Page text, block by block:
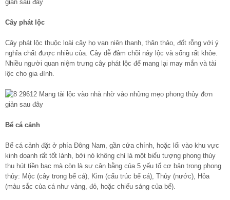
Cây phát lộc
Cây phát lộc thuộc loài cây họ vạn niên thanh, thân thảo, đốt rỗng với ý
nghĩa chất được nhiều của. Cây dễ đâm chồi nảy lộc và sống rất khỏe.
Nhiều người quan niệm trưng cây phát lộc để mang lại may mắn và tài
lộc cho gia đình.
Bể cá cảnh
Bể cá cảnh đặt ở phía Đông Nam, gần cửa chính, hoặc lối vào khu vực
kinh doanh rất tốt lành, bởi nó không chỉ là một biểu tượng phong thủy
thu hút tiền bạc mà còn là sự cân bằng của 5 yếu tố cơ bản trong phong
thủy: Mộc (cây trong bể cá), Kim (cấu trúc bể cá), Thủy (nước), Hỏa
(màu sắc của cá như vàng, đỏ, hoặc chiếu sáng của bể).